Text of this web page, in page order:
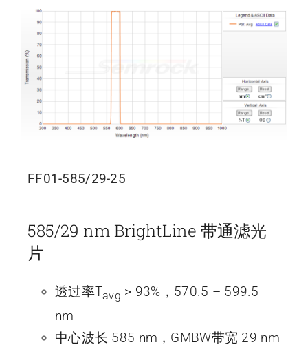
FF01-585/29-25
585/29 nm BrightLine 带通滤光
片
透过率Tavg > 93%，570.5 – 599.5
nm
中心波长 585 nm，GMBW带宽 29 nm